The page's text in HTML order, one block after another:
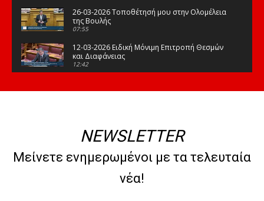
26-03-2026 Τοποθέτησή μου στην Ολομέλεια
της Βουλής
07:55
12-03-2026 Ειδική Μόνιμη Επιτροπή Θεσμών
και Διαφάνειας
12:42
της Βουλής
08:47
10-02-2026 Διαρκής Επιτροπή Μορφωτικών
Υποθέσεων
NEWSLETTER
Μείνετε ενημερωμένοι με τα τελευταία
νέα!